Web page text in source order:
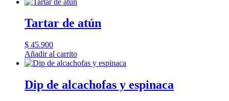
Tartar de atún
$ 45.900
Añadir al carrito
Dip de alcachofas y espinaca